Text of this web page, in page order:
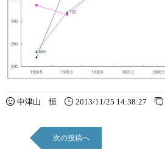
中津山 恒 2013/11/25 14:38:27
次の投稿へ